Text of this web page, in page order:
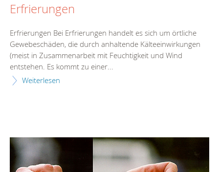
Erfrierungen
Erfrierungen Bei Erfrierungen handelt es sich um örtliche
Gewebeschäden, die durch anhaltende Kälteeinwirkungen
(meist in Zusammenarbeit mit Feuchtigkeit und Wind
entstehen. Es kommt zu einer...
Weiterlesen